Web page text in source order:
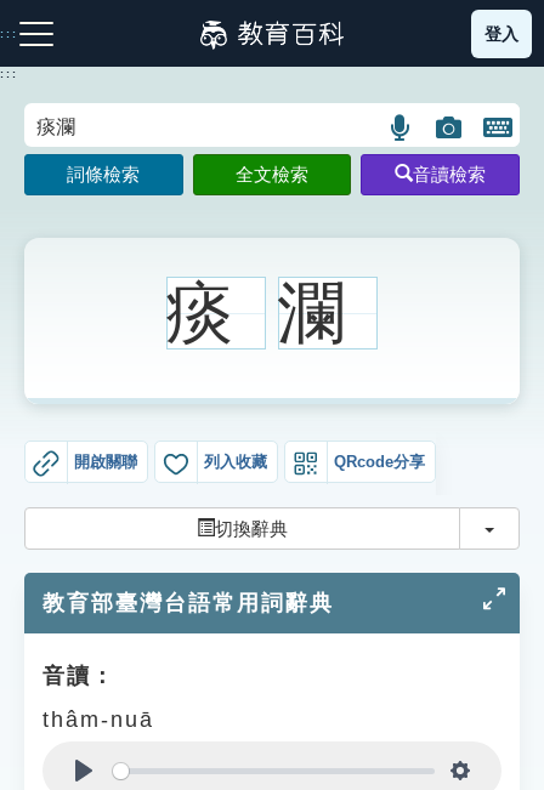
到
主
:::
注音索引圖示 筆畫索引圖示 部首索引表圖示
生字詞彙表
知識索引
遊戲專區
登入
:::
語
言
搜
圖
片
搜
開
鍵
圖
詞條檢索 全文檢索 音讀檢索
痰 瀾
開啟關聯 列入收藏 QRcode分享
切換辭典 切換
教育部臺灣台語常用詞辭典
音讀：
thâm-nuā